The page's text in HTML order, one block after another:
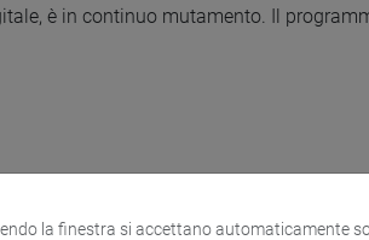
è in continuo mutamento. Il
la finestra si accettano automaticamente